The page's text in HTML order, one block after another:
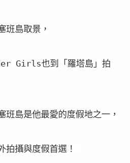
班島取景，
Girls也到「羅塔島」拍
班島是他最愛的度假地之一，
拍攝與度假首選！